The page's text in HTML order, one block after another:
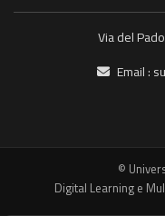
Via del
Email :
©
Digital Learning e